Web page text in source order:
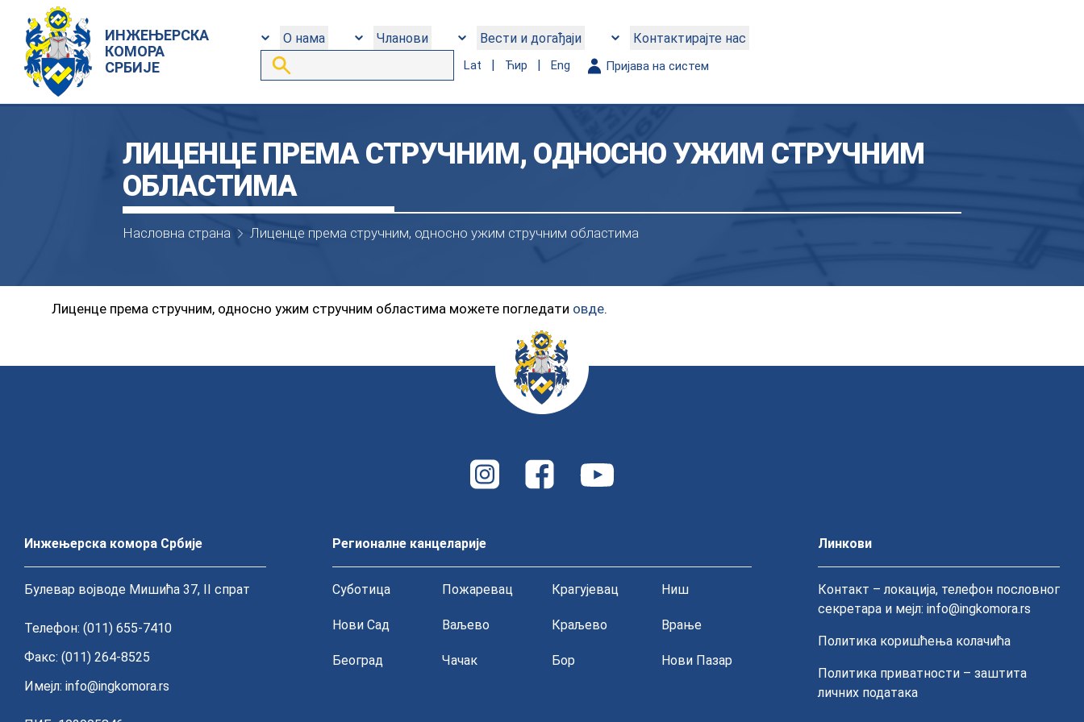
ИНЖЕЊЕРСКА
КОМОРА
СРБИЈЕ
О нама Чланови Вести и догађаји Контактирајте нас
Lat | Ћир | Eng Пријава на систем
ЛИЦЕНЦЕ ПРЕМА СТРУЧНИМ, ОДНОСНО УЖИМ СТРУЧНИМ
ОБЛАСТИМА
Насловна страна Лиценце према стручним, односно ужим стручним областима
Лиценце према стручним, односно ужим стручним областима можете погледати овде.
Инжењерска комора Србије
Булевар војводе Мишића 37, II спрат
Телефон: (011) 655-7410
Факс: (011) 264-8525
Имејл: info@ingkomora.rs
Регионалне канцеларије
Суботица
Нови Сад
Београд
Пожаревац
Ваљево
Чачак
Крагујевац
Краљево
Бор
Ниш
Врање
Нови Пазар
Линкови
Контакт – локација, телефон пословног
секретара и мејл: info@ingkomora.rs
Политика коришћења колачића
Политика приватности – заштита
личних података